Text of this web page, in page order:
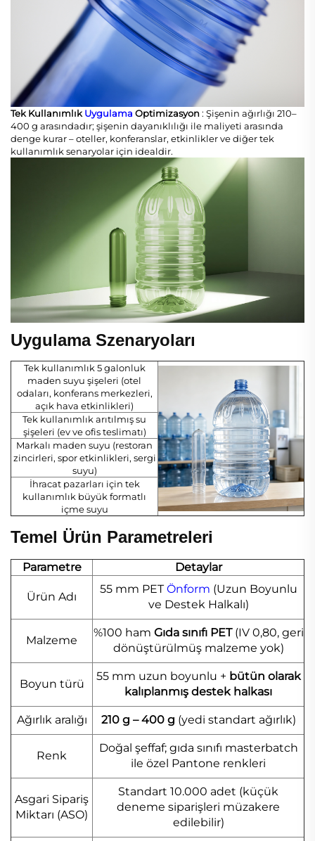
Tek Kullanımlık Uygulama Optimizasyon: Şişenin ağırlığı 210–
400 g arasındadır; şişenin dayanıklılığı ile maliyeti arasında
denge kurar – oteller, konferanslar, etkinlikler ve diğer tek
kullanımlık senaryolar için idealdir.
Uygulama Szenaryoları
Tek kullanımlık 5 galonluk
maden suyu şişeleri (otel
odaları, konferans merkezleri,
açık hava etkinlikleri)
Tek kullanımlık arıtılmış su
şişeleri (ev ve ofis teslimatı)
Markalı maden suyu (restoran
zincirleri, spor etkinlikleri, sergi
suyu)
İhracat pazarları için tek
kullanımlık büyük formatlı
içme suyu
Temel Ürün Parametreleri
Parametre Detaylar
Ürün Adı
55 mm PETÖnform (Uzun Boyunlu
ve Destek Halkalı)
Malzeme
%100 ham Gıda sınıfı PET (IV 0,80, geri
dönüştürülmüş malzeme yok)
Boyun türü
55 mm uzun boyunlu + bütün olarak
kalıplanmış destek halkası
Ağırlık aralığı 210 g – 400 g (yedi standart ağırlık)
Renk
Doğal şeffaf; gıda sınıfı masterbatch
ile özel Pantone renkleri
Asgari Sipariş
Miktarı (ASO)
Standart 10.000 adet (küçük
deneme siparişleri müzakere
edilebilir)